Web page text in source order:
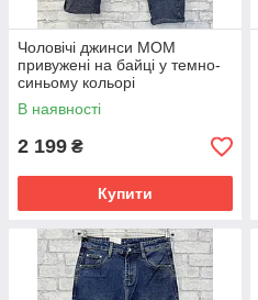
Чоловічі джинси MOM
привужені на байці у темно-
синьому кольорі
В наявності
2 199 ₴
Купити